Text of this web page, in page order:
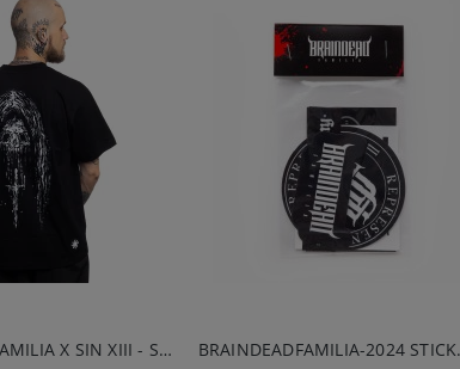
BRAINDEADFAMILIA X SIN XIII - SKULL T-SHIRT CZARNY